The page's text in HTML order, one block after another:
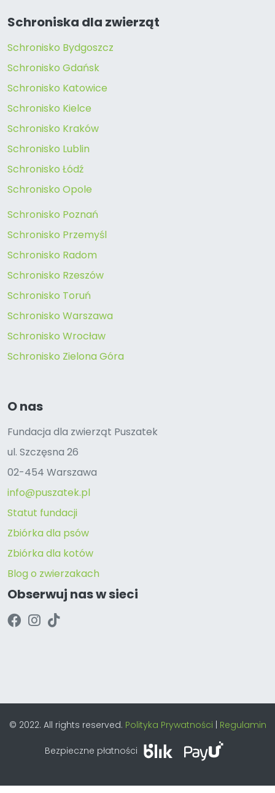
Schroniska dla zwierząt
Schronisko Bydgoszcz
Schronisko Gdańsk
Schronisko Katowice
Schronisko Kielce
Schronisko Kraków
Schronisko Lublin
Schronisko Łódź
Schronisko Opole
Schronisko Poznań
Schronisko Przemyśl
Schronisko Radom
Schronisko Rzeszów
Schronisko Toruń
Schronisko Warszawa
Schronisko Wrocław
Schronisko Zielona Góra
O nas
Fundacja dla zwierząt Puszatek
ul. Szczęsna 26
02-454 Warszawa
info@puszatek.pl
Statut fundacji
Zbiórka dla psów
Zbiórka dla kotów
Blog o zwierzakach
Obserwuj nas w sieci
© 2022. All rights reserved. Polityka Prywatności | Regulamin
Bezpieczne płatności